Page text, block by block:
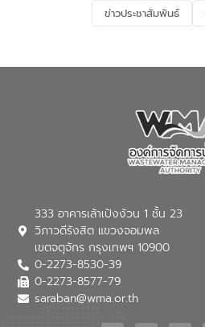
ลงทุนใน
มุ่งตอบโ
ในครั้งนี้
(อจน.) ม
เทคโนโ
ของอีสท์
เทคโนโ
Reuse)
ใช้น้ำที่
การองค์
ข่าวประชาสัมพันธ์
333 อาคารเล้าเป้งง้วน 1 ชั้น 23
วิภาวดีรังสิต แขวงจอมพล
เขตจตุจักร กรุงเทพฯ 10900
0-2273-8530-39
0-2273-8577-79
saraban@wma.or.th